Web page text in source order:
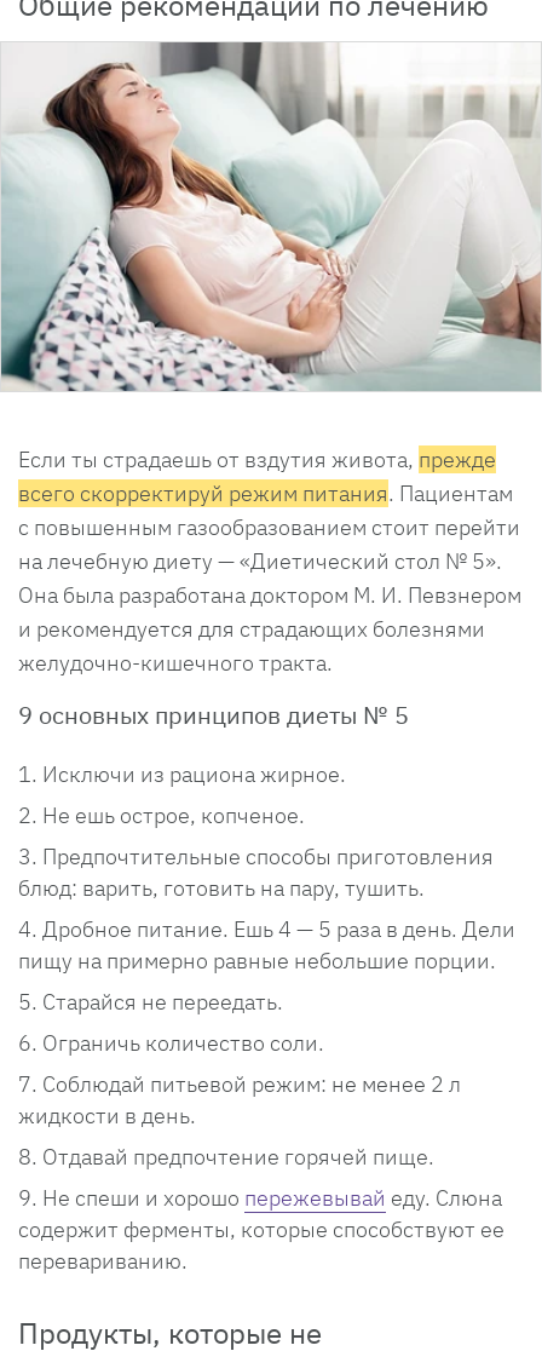
Если ты страдаешь от вздутия живота, прежде
всего скорректируй режим питания. Пациентам
с повышенным газообразованием стоит перейти
на лечебную диету — «Диетический стол № 5».
Она была разработана доктором М. И. Певзнером
и рекомендуется для страдающих болезнями
желудочно-кишечного тракта.
9 основных принципов диеты № 5
Исключи из рациона жирное.
Не ешь острое, копченое.
Предпочтительные способы приготовления
блюд: варить, готовить на пару, тушить.
Дробное питание. Ешь 4 — 5 раза в день. Дели
пищу на примерно равные небольшие порции.
Старайся не переедать.
Ограничь количество соли.
Соблюдай питьевой режим: не менее 2 л
жидкости в день.
Отдавай предпочтение горячей пище.
Не спеши и хорошо пережевывай еду. Слюна
содержит ферменты, которые способствуют ее
перевариванию.
Продукты, которые не